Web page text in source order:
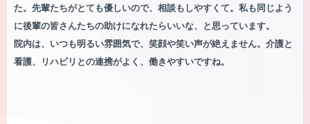
た。先輩たちがとても優しいので、相談もしやすくて。私も同じよう
に後輩の皆さんたちの助けになれたらいいな、と思っています。
院内は、いつも明るい雰囲気で、笑顔や笑い声が絶えません。介護と
看護、リハビリとの連携がよく、働きやすいですね。